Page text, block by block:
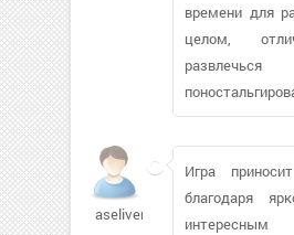
времени для
целом,
aseliver915
Игра
благодаря
интересным